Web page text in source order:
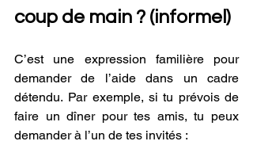
coup de main ? (informel)
C’est une expression familière pour
demander de l’aide dans un cadre
détendu. Par exemple, si tu prévois de
faire un dîner pour tes amis, tu peux
demander à l’un de tes invités :